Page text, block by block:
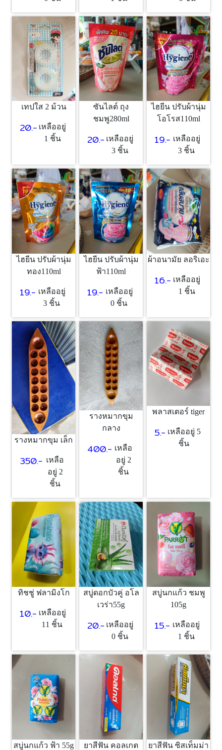
เทปใส 2 ม้วน
20.- เหลืออยู่
1 ชิ้น
ซันไลต์ ถุง
ชมพู280ml
20.- เหลืออยู่
3 ชิ้น
ไฮยีน ปรับผ้านุ่ม
โอโรส110ml
19.- เหลืออยู่
3 ชิ้น
ไฮยีน ปรับผ้านุ่ม
ทอง110ml
19.- เหลืออยู่
3 ชิ้น
ไฮยีน ปรับผ้านุ่ม
ฟ้า110ml
19.- เหลืออยู่
0 ชิ้น
ผ้าอนามัย ลอริเอะ
16.- เหลืออยู่
1 ชิ้น
รางหมากขุม เล็ก
350.- เหลือ
อยู่ 2
ชิ้น
รางหมากขุม
กลาง
400.- เหลือ
อยู่ 2
ชิ้น
พลาสเตอร์ tiger
5.- เหลืออยู่ 5
ชิ้น
ทิชชู่ ฟลามิงโก
10.- เหลืออยู่
11 ชิ้น
สบู่ดอกบัวคู่ อโล
เวร่า55g
20.- เหลืออยู่
0 ชิ้น
สบู่นกแก้ว ชมพู
105g
15.- เหลืออยู่
1 ชิ้น
สบู่นกแก้ว ฟ้า 55g
ยาสีฟัน คอลเกต
ยาสีฟัน ซิสเท็มม่า